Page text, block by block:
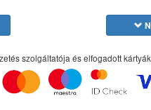
szolgáltatója és elfogadott